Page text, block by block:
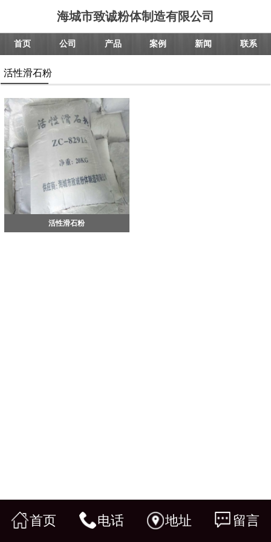
海城市致诚粉体制造有限公司
首页 公司 产品 案例 新闻 联系
活性滑石粉
活性滑石粉
首页 电话 地址 留言